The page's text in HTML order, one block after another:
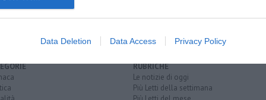
Data Deletion Data Access Privacy Policy
RUBRICHE
Le notizie di oggi
Più Letti della settimana